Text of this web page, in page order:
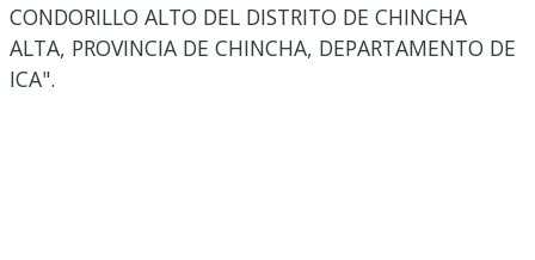
CONDORILLO ALTO DEL DISTRITO DE CHINCHA
ALTA, PROVINCIA DE CHINCHA, DEPARTAMENTO DE
ICA".